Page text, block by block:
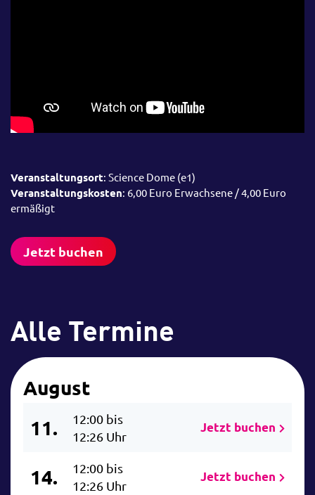
Veranstaltungsort: Science Dome (e1)
Veranstaltungskosten: 6,00 Euro Erwachsene / 4,00 Euro
ermäßigt
Jetzt buchen
Alle Termine
August
11.
12:00 bis
12:26 Uhr
Jetzt buchen
14.
12:00 bis
12:26 Uhr
Jetzt buchen